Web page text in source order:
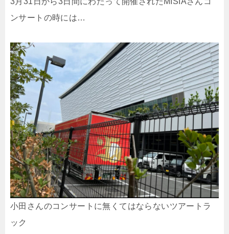
ンサートの時には…
小田さんのコンサートに無くてはならないツアートラ
ック